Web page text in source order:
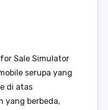
Sale Simulator
serupa yang
di atas
yang berbeda,